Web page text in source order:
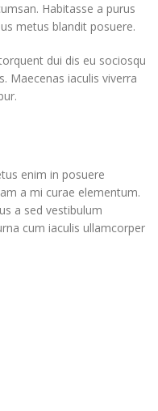
Habitasse a purus
metus blandit posuere.
dui dis eu sociosqu
Maecenas iaculis viverra
enim in posuere
a mi curae elementum.
a sed vestibulum
cum iaculis ullamcorper